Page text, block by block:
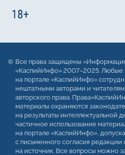
Все права защищены
«КаспийИнфо» 2007–2025.
на портале «КаспийИнфо»
нештатными авторами и
авторского права.
материалы охраняются
на результаты интеллектуальной
частичное использование
на портале «КаспийИнфо»,
с письменного согласия редакции
на источник. Все вопросы можно